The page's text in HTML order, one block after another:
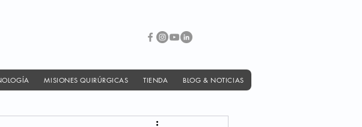
MISIONES QUIRÚRGICAS TIENDA BLOG & NOTICIAS